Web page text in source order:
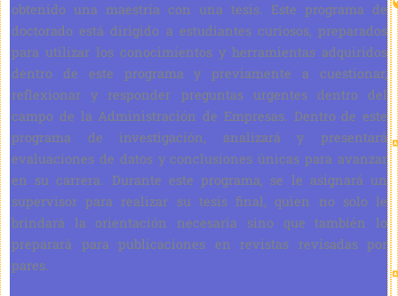
obtenido una maestría con una tesis. Este programa de
doctorado está dirigido a estudiantes curiosos, preparados
para utilizar los conocimientos y herramientas adquiridos
dentro de este programa y previamente a cuestionar,
reflexionar y responder preguntas urgentes dentro del
campo de la Administración de Empresas. Dentro de este
programa de investigación, analizará y presentará
evaluaciones de datos y conclusiones únicas para avanzar
en su carrera. Durante este programa, se le asignará un
supervisor para realizar su tesis final, quien no solo le
brindará la orientación necesaria sino que también lo
preparará para publicaciones en revistas revisadas por
pares.